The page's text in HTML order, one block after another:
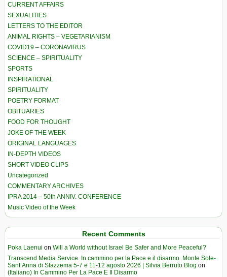
CURRENT AFFAIRS
SEXUALITIES
LETTERS TO THE EDITOR
ANIMAL RIGHTS – VEGETARIANISM
COVID19 – CORONAVIRUS
SCIENCE – SPIRITUALITY
SPORTS
INSPIRATIONAL
SPIRITUALITY
POETRY FORMAT
OBITUARIES
FOOD FOR THOUGHT
JOKE OF THE WEEK
ORIGINAL LANGUAGES
IN-DEPTH VIDEOS
SHORT VIDEO CLIPS
Uncategorized
COMMENTARY ARCHIVES
IPRA 2014 – 50th ANNIV. CONFERENCE
Music Video of the Week
Recent Comments
Poka Laenui on Will a World without Israel Be Safer and More Peaceful?
Transcend Media Service. In cammino per la Pace e il disarmo. Monte Sole-
Sant’Anna di Stazzema 5-7 e 11-12 agosto 2026 | Silvia Berruto Blog on
(Italiano) In Cammino Per La Pace E Il Disarmo